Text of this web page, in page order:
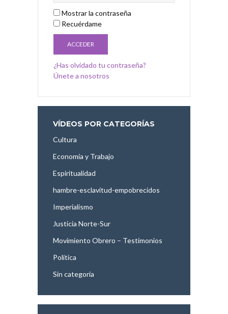
Mostrar la contraseña
Recuérdame
¿Has olvidado tu contraseña?
Únete a nosotros
VÍDEOS POR CATEGORÍAS
Cultura
Economía y Trabajo
Espiritualidad
hambre-esclavitud-empobrecidos
Imperialismo
Justicia Norte-Sur
Movimiento Obrero – Testimonios
Política
Sin categoría